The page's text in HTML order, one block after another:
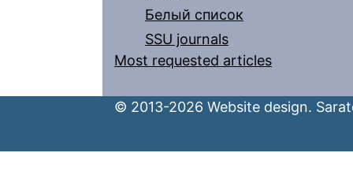
Белый список
SSU journals
Most requested articles
© 2013-2026 Website design.